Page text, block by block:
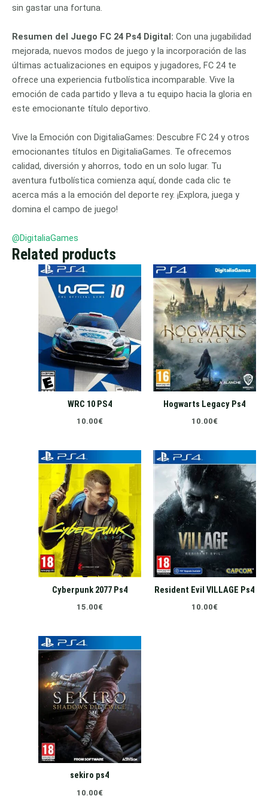
sin gastar una fortuna.
Resumen del Juego FC 24 Ps4 Digital: Con una jugabilidad
mejorada, nuevos modos de juego y la incorporación de las
últimas actualizaciones en equipos y jugadores, FC 24 te
ofrece una experiencia futbolística incomparable. Vive la
emoción de cada partido y lleva a tu equipo hacia la gloria en
este emocionante título deportivo.
Vive la Emoción con DigitaliaGames: Descubre FC 24 y otros
emocionantes títulos en DigitaliaGames. Te ofrecemos
calidad, diversión y ahorros, todo en un solo lugar. Tu
aventura futbolística comienza aquí, donde cada clic te
acerca más a la emoción del deporte rey. ¡Explora, juega y
domina el campo de juego!
@DigitaliaGames
Related products
WRC 10 PS4
10.00€
Hogwarts Legacy Ps4
10.00€
Cyberpunk 2077 Ps4
15.00€
Resident Evil VILLAGE Ps4
10.00€
sekiro ps4
10.00€